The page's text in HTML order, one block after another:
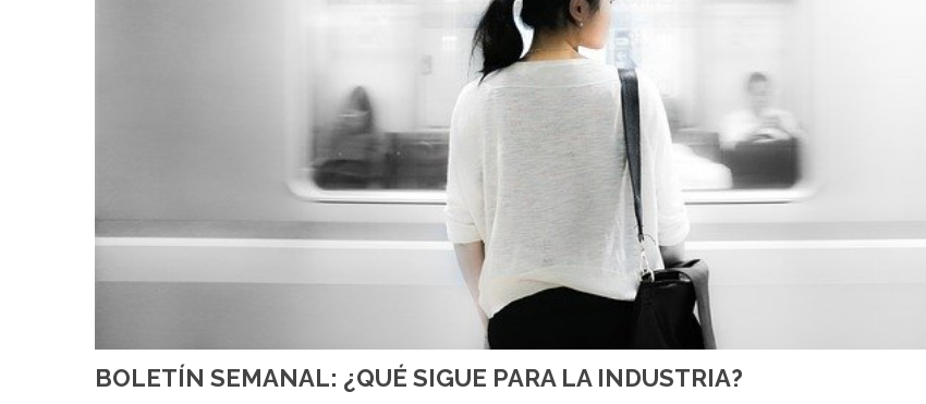
BOLETÍN SEMANAL: ¿QUÉ SIGUE PARA LA INDUSTRIA?